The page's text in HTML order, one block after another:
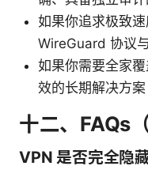
如果你追求极致
WireGuard 协议
如果你需要全家
效的长期解决方案
十二、FAQs
VPN 是否完全隐